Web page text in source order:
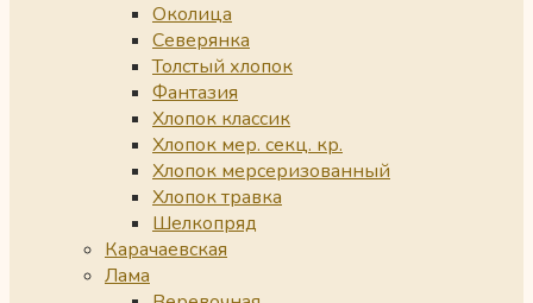
Околица
Северянка
Толстый хлопок
Фантазия
Хлопок классик
Хлопок мер. секц. кр.
Хлопок мерсеризованный
Хлопок травка
Шелкопряд
Карачаевская
Лама